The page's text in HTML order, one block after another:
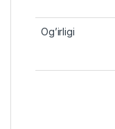
Og’irligi